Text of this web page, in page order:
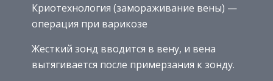
Криотехнология (замораживание вены) —
операция при варикозе
Жесткий зонд вводится в вену, и вена
вытягивается после примерзания к зонду.